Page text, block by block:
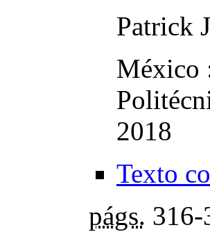
Patrick
México
2018
Texto
págs. 316-